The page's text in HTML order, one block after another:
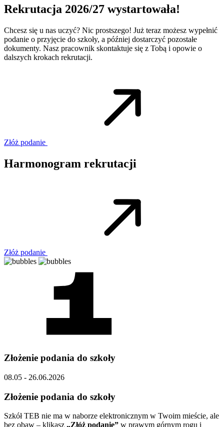
Rekrutacja 2026/27 wystartowała!
Chcesz się u nas uczyć? Nic prostszego! Już teraz możesz wypełnić
podanie o przyjęcie do szkoły, a później dostarczyć pozostałe
dokumenty. Nasz pracownik skontaktuje się z Tobą i opowie o
dalszych krokach rekrutacji.
Złóż podanie
Harmonogram rekrutacji
Złóż podanie
Złożenie podania do szkoły
08.05 - 26.06.2026
Złożenie podania do szkoły
Szkół TEB nie ma w naborze elektronicznym w Twoim mieście, ale
bez obaw – klikasz „Złóż podanie” w prawym górnym rogu i